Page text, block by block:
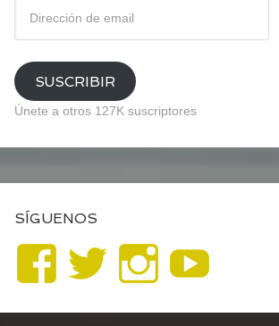
email
SUSCRIBIR
Únete a otros 127K suscriptores
SÍGUENOS
Ver
perfil
Ver
perfil
Ver
perfil